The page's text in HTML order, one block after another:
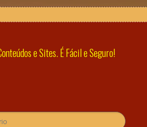
e Sites. É Fácil e Seguro!